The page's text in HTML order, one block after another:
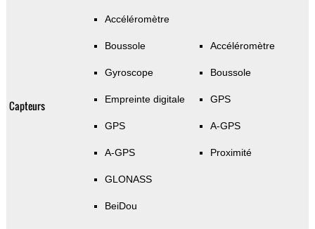
Capteurs
Accéléromètre
Boussole
Gyroscope
Empreinte digitale
GPS
A-GPS
GLONASS
BeiDou
Accéléromètre
Boussole
GPS
A-GPS
Proximité